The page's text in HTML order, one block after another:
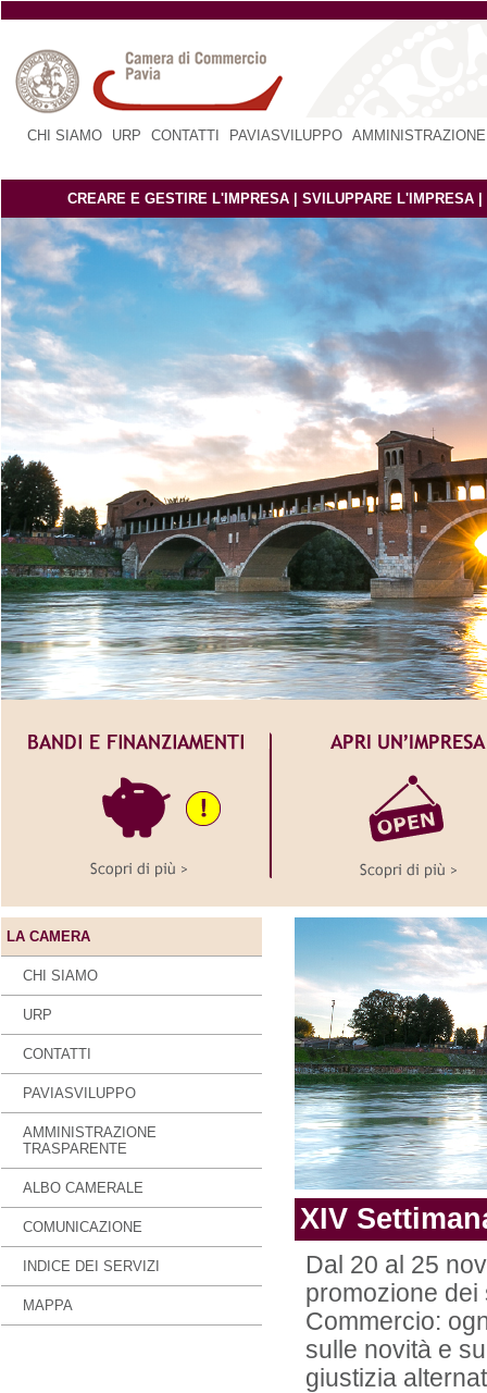
CHI SIAMO URP CONTATTI PAVIASVILUPPO
CREARE E GESTIRE L'IMPRESA SVILUPPARE L'IMPRESA
LA CAMERA
CHI SIAMO
URP
CONTATTI
PAVIASVILUPPO
AMMINISTRAZIONE
TRASPARENTE
ALBO CAMERALE
COMUNICAZIONE
INDICE DEI SERVIZI
MAPPA
XIV
Dal 20 al 25
promozione
Commercio:
sulle novità e
giustizia